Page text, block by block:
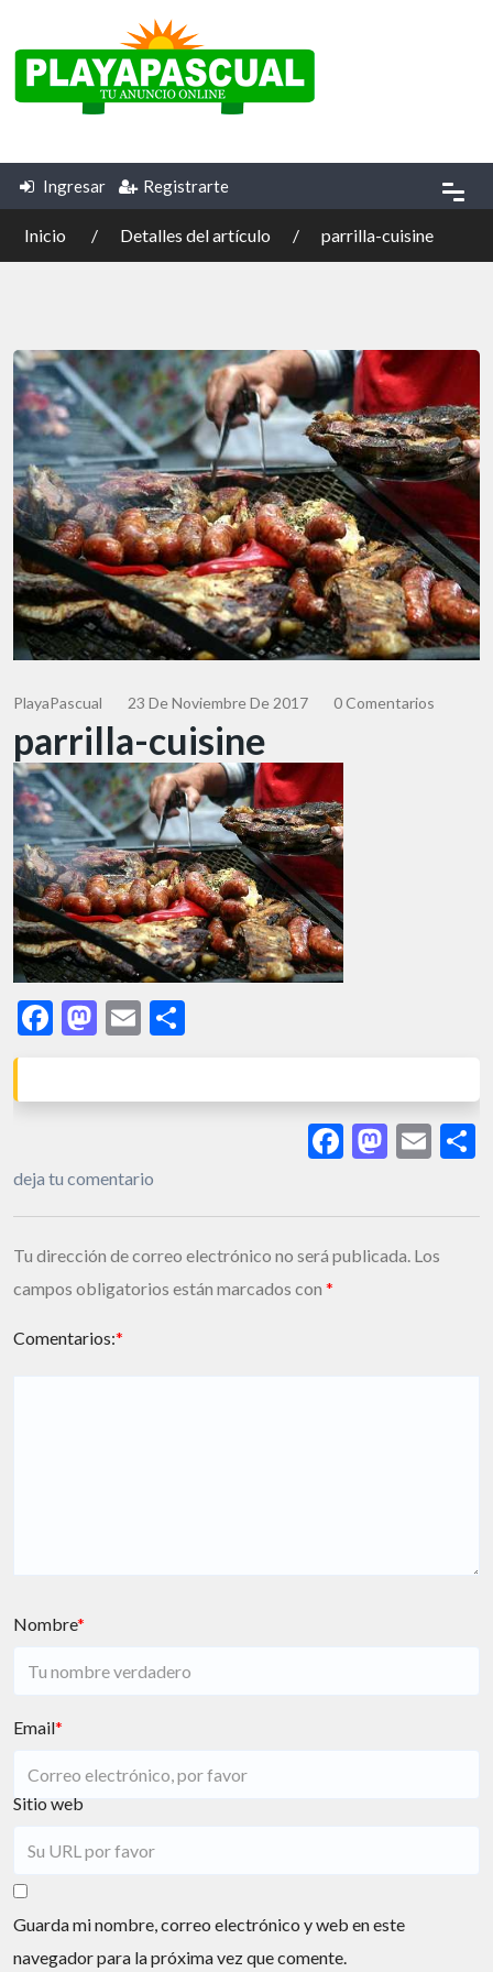
Ingresar Registrarte
Inicio Detalles del artículo parrilla-cuisine
PlayaPascual 23 De Noviembre De 2017 0 Comentarios
parrilla-cuisine
Facebook
Mastodon
Email
Facebook
deja tu comentario
Tu dirección de correo electrónico no será publicada. Los
campos obligatorios están marcados con *
Comentarios:*
Nombre*
Email*
Sitio web
Guarda mi nombre, correo electrónico y web en este
navegador para la próxima vez que comente.